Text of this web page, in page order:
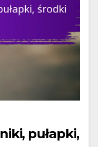
pułapki,